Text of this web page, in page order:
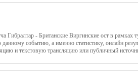
- Британские Виргинские ост в рамках
событию, а именно статистику, онлайн
и текстовую трансляцию или публичный